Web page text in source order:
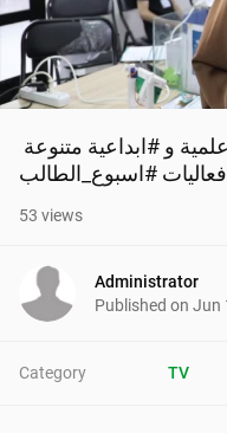
53 views
Administrator
Published on Jun
Category TV